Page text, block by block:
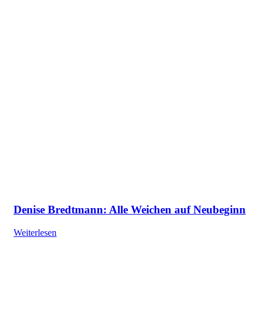
Denise Bredtmann: Alle Weichen auf Neubeginn
Weiterlesen